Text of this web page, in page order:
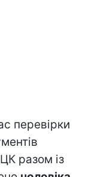
перевірки
разом із